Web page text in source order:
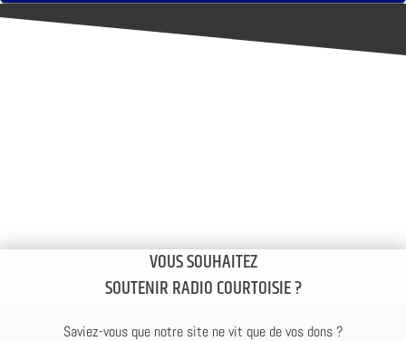
VOUS SOUHAITEZ
SOUTENIR RADIO COURTOISIE ?
Saviez-vous que notre site ne vit que de vos dons ?